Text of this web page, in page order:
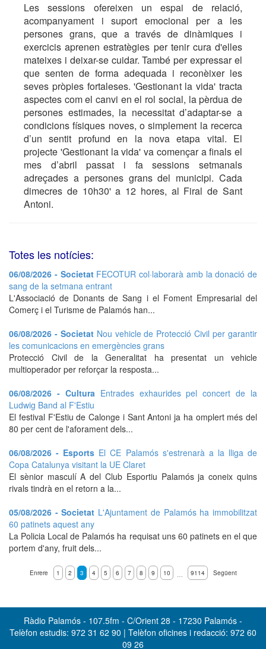
Les sessions ofereixen un espai de relació,
acompanyament i suport emocional per a les
persones grans, que a través de dinàmiques i
exercicis aprenen estratègies per tenir cura d'elles
mateixes i deixar-se cuidar. També per expressar el
que senten de forma adequada i reconèixer les
seves pròpies fortaleses. 'Gestionant la vida' tracta
aspectes com el canvi en el rol social, la pèrdua de
persones estimades, la necessitat d’adaptar-se a
condicions físiques noves, o simplement la recerca
d’un sentit profund en la nova etapa vital. El
projecte 'Gestionant la vida' va començar a finals el
mes d’abril passat i fa sessions setmanals
adreçades a persones grans del municipi. Cada
dimecres de 10h30' a 12 hores, al Firal de Sant
Antoni.
Totes les notícies:
06/08/2026 - Societat FECOTUR col·laborarà amb la donació de
sang de la setmana entrant
L'Associació de Donants de Sang i el Foment Empresarial del
Comerç i el Turisme de Palamós han...
06/08/2026 - Societat Nou vehicle de Protecció Civil per garantir
les comunicacions en emergències grans
Protecció Civil de la Generalitat ha presentat un vehicle
multioperador per reforçar la resposta...
06/08/2026 - Cultura Entrades exhaurides pel concert de la
Ludwig Band al F'Estiu
El festival F'Estiu de Calonge i Sant Antoni ja ha omplert més del
80 per cent de l'aforament dels...
06/08/2026 - Esports El CE Palamós s'estrenarà a la lliga de
Copa Catalunya visitant la UE Claret
El sènior masculí A del Club Esportiu Palamós ja coneix quins
rivals tindrà en el retorn a la...
05/08/2026 - Societat L'Ajuntament de Palamós ha immobilitzat
60 patinets aquest any
La Policia Local de Palamós ha requisat uns 60 patinets en el que
portem d'any, fruit dels...
Enrere 1 2 3 4 5 6 7 8 9 10 … 9114 Següent
Ràdio Palamós - 107.5fm - C/Orient 28 - 17230 Palamós -
Telèfon estudis: 972 31 62 90 | Telèfon oficines i redacció: 972 60
09 26